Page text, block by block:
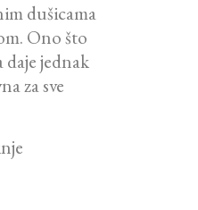
dušicama
Ono što
jednak
za sve